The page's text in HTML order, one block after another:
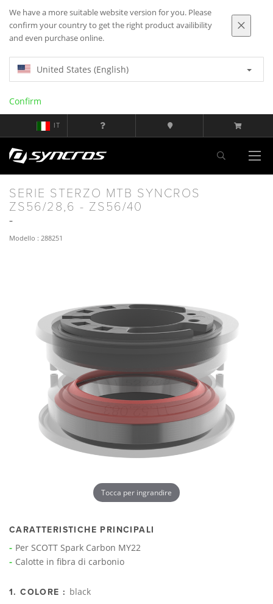
We have a more suitable website version for you. Please
confirm your country to get the right product availibility
and even purchase online.
United States (English)
Confirm
IT
SERIE STERZO MTB SYNCROS
ZS56/28,6 - ZS56/40
Modello : 288251
Tocca per ingrandire
CARATTERISTICHE PRINCIPALI
Per SCOTT Spark Carbon MY22
Calotte in fibra di carbonio
1. COLORE : black